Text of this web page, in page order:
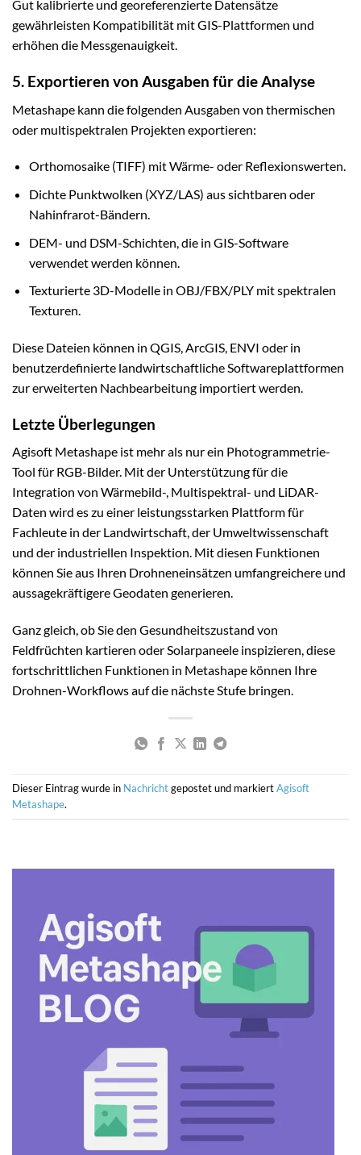
Gut kalibrierte und georeferenzierte Datensätze
gewährleisten Kompatibilität mit GIS-Plattformen und
erhöhen die Messgenauigkeit.
5. Exportieren von Ausgaben für die Analyse
Metashape kann die folgenden Ausgaben von thermischen
oder multispektralen Projekten exportieren:
Orthomosaike (TIFF) mit Wärme- oder Reflexionswerten.
Dichte Punktwolken (XYZ/LAS) aus sichtbaren oder
Nahinfrarot-Bändern.
DEM- und DSM-Schichten, die in GIS-Software
verwendet werden können.
Texturierte 3D-Modelle in OBJ/FBX/PLY mit spektralen
Texturen.
Diese Dateien können in QGIS, ArcGIS, ENVI oder in
benutzerdefinierte landwirtschaftliche Softwareplattformen
zur erweiterten Nachbearbeitung importiert werden.
Letzte Überlegungen
Agisoft Metashape ist mehr als nur ein Photogrammetrie-
Tool für RGB-Bilder. Mit der Unterstützung für die
Integration von Wärmebild-, Multispektral- und LiDAR-
Daten wird es zu einer leistungsstarken Plattform für
Fachleute in der Landwirtschaft, der Umweltwissenschaft
und der industriellen Inspektion. Mit diesen Funktionen
können Sie aus Ihren Drohneneinsätzen umfangreichere und
aussagekräftigere Geodaten generieren.
Ganz gleich, ob Sie den Gesundheitszustand von
Feldfrüchten kartieren oder Solarpaneele inspizieren, diese
fortschrittlichen Funktionen in Metashape können Ihre
Drohnen-Workflows auf die nächste Stufe bringen.
Dieser Eintrag wurde in Nachrichtgepostet und markiertAgisoft
Metashape.